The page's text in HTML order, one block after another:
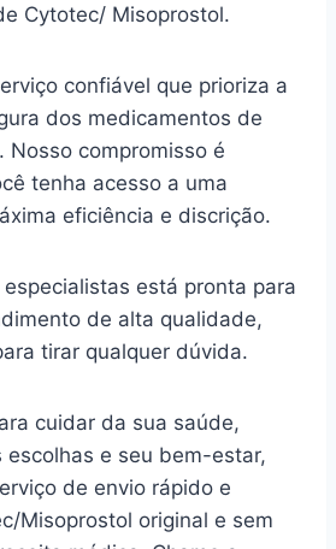
Cytotec/ Misoprostol.
confiável que prioriza a
dos medicamentos de
Nosso compromisso é
tenha acesso a uma
eficiência e discrição.
está pronta para
de alta qualidade,
tirar qualquer dúvida.
cuidar da sua saúde,
escolhas e seu bem-estar,
de envio rápido e
Misoprostol original e sem